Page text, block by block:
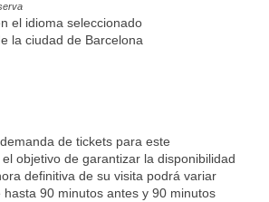
el idioma seleccionado
la ciudad de Barcelona
de tickets para este
objetivo de garantizar la disponibilidad
definitiva de su visita podrá variar
90 minutos antes y 90 minutos